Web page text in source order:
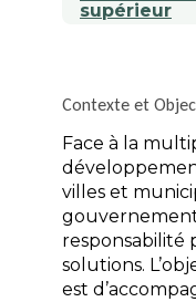
supérieur
Contexte et
Face à la
villes et
responsabilité
solutions.
est